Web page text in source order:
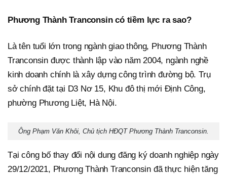
Phương Thành Tranconsin có tiềm lực ra sao?
Là tên tuổi lớn trong ngành giao thông, Phương Thành
Tranconsin được thành lập vào năm 2004, ngành nghề
kinh doanh chính là xây dựng công trình đường bộ. Trụ
sở chính đặt tại D3 Nơ 15, Khu đô thị mới Định Công,
phường Phương Liệt, Hà Nội.
Ông Phạm Văn Khôi, Chủ tịch HĐQT Phương Thành Tranconsin.
Tại công bố thay đổi nội dung đăng ký doanh nghiệp ngày
29/12/2021, Phương Thành Tranconsin đã thực hiện tăng